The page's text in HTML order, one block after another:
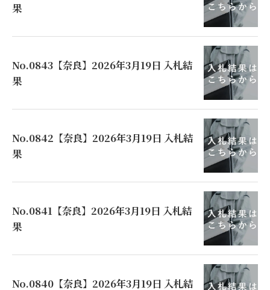
果
No.0843【奈良】2026年3月19日 入札結
果
No.0842【奈良】2026年3月19日 入札結
果
No.0841【奈良】2026年3月19日 入札結
果
No.0840【奈良】2026年3月19日 入札結